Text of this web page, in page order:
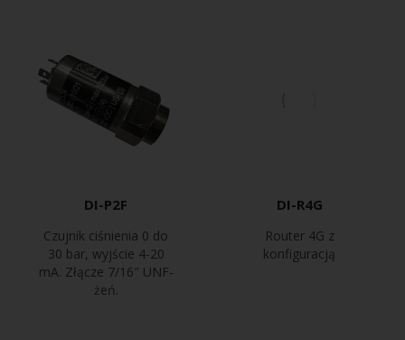
DI-P2F
Czujnik ciśnienia 0 do
30 bar, wyjście 4-20
mA. Złącze 7/16″ UNF-
żeń.
DI-R4G
Router 4G z
konfiguracją